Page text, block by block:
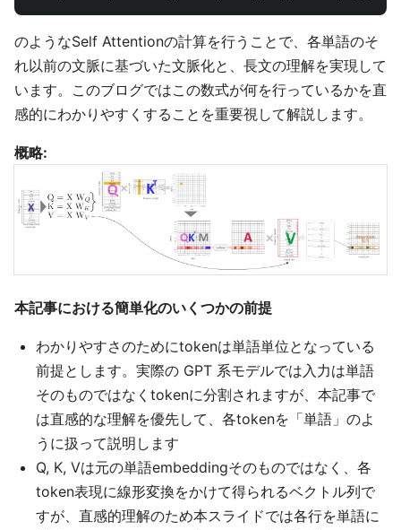
のようなSelf Attentionの計算を行うことで、各単語のそ
れ以前の文脈に基づいた文脈化と、長文の理解を実現して
います。このブログではこの数式が何を行っているかを直
感的にわかりやすくすることを重要視して解説します。
概略:
本記事における簡単化のいくつかの前提
わかりやすさのためにtokenは単語単位となっている
前提とします。実際の GPT 系モデルでは入力は単語
そのものではなくtokenに分割されますが、本記事で
は直感的な理解を優先して、各tokenを「単語」のよ
うに扱って説明します
Q, K, Vは元の単語embeddingそのものではなく、各
token表現に線形変換をかけて得られるベクトル列で
すが、直感的理解のため本スライドでは各行を単語に